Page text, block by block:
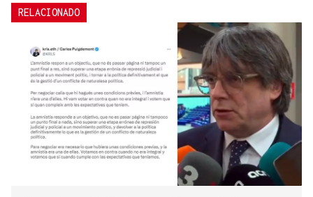
RELACIONADO